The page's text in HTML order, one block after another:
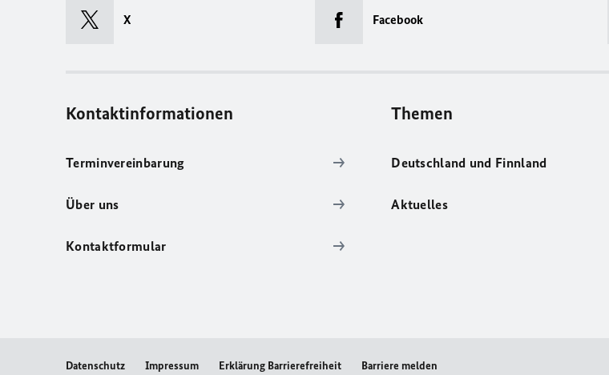
X Facebook
Kontaktinformationen
Terminvereinbarung
Über uns
Kontaktformular
Themen
Deutschland und Finnland
Aktuelles
Datenschutz Impressum Erklärung Barrierefreiheit Barriere melden